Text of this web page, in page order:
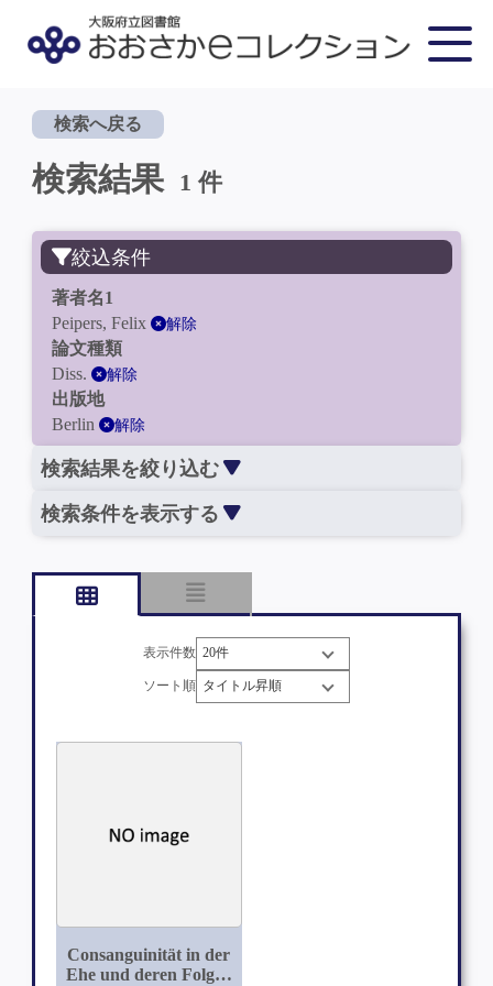
検索へ戻る
検索結果 1 件
絞込条件
著者名1
Peipers, Felix
解除
論文種類
Diss.
解除
出版地
Berlin
解除
検索結果を絞り込む
検索条件を表示する
表示件数
ソート順
Consanguinität in der
Ehe und deren Folgen